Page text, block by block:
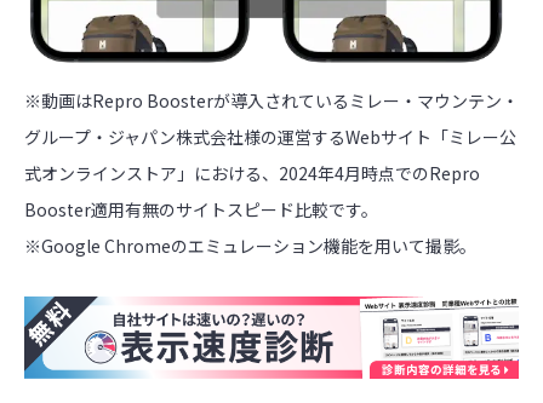
※動画はRepro Boosterが導入されているミレー・マウンテン・
グループ・ジャパン株式会社様の運営するWebサイト「ミレー公
式オンラインストア」における、2024年4月時点でのRepro
Booster適用有無のサイトスピード比較です。
※Google Chromeのエミュレーション機能を用いて撮影。